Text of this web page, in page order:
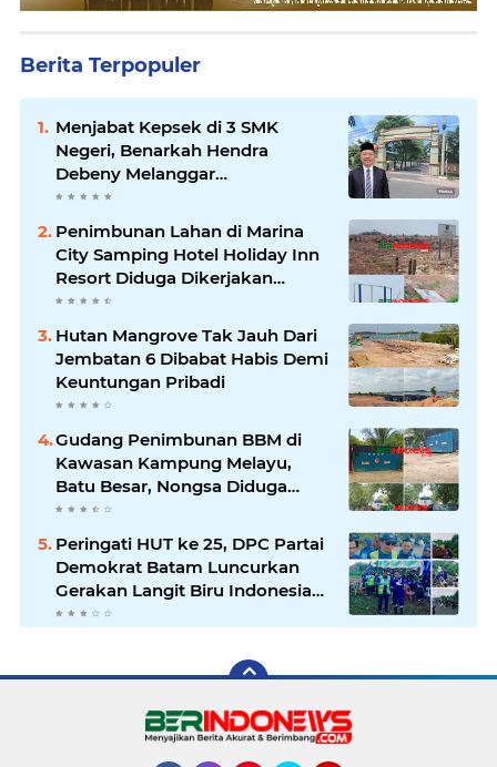
Berita Terpopuler
Menjabat Kepsek di 3 SMK
Negeri, Benarkah Hendra
Debeny Melanggar
Permendikdasmen
Penimbunan Lahan di Marina
City Samping Hotel Holiday Inn
Resort Diduga Dikerjakan
Secara Ilegal
Hutan Mangrove Tak Jauh Dari
Jembatan 6 Dibabat Habis Demi
Keuntungan Pribadi
Gudang Penimbunan BBM di
Kawasan Kampung Melayu,
Batu Besar, Nongsa Diduga
Ilegal
Peringati HUT ke 25, DPC Partai
Demokrat Batam Luncurkan
Gerakan Langit Biru Indonesia
Asri Untuk Wujudkan